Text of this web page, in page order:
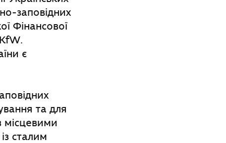
заповідних
Фінансової
є
та для
місцевими
сталим